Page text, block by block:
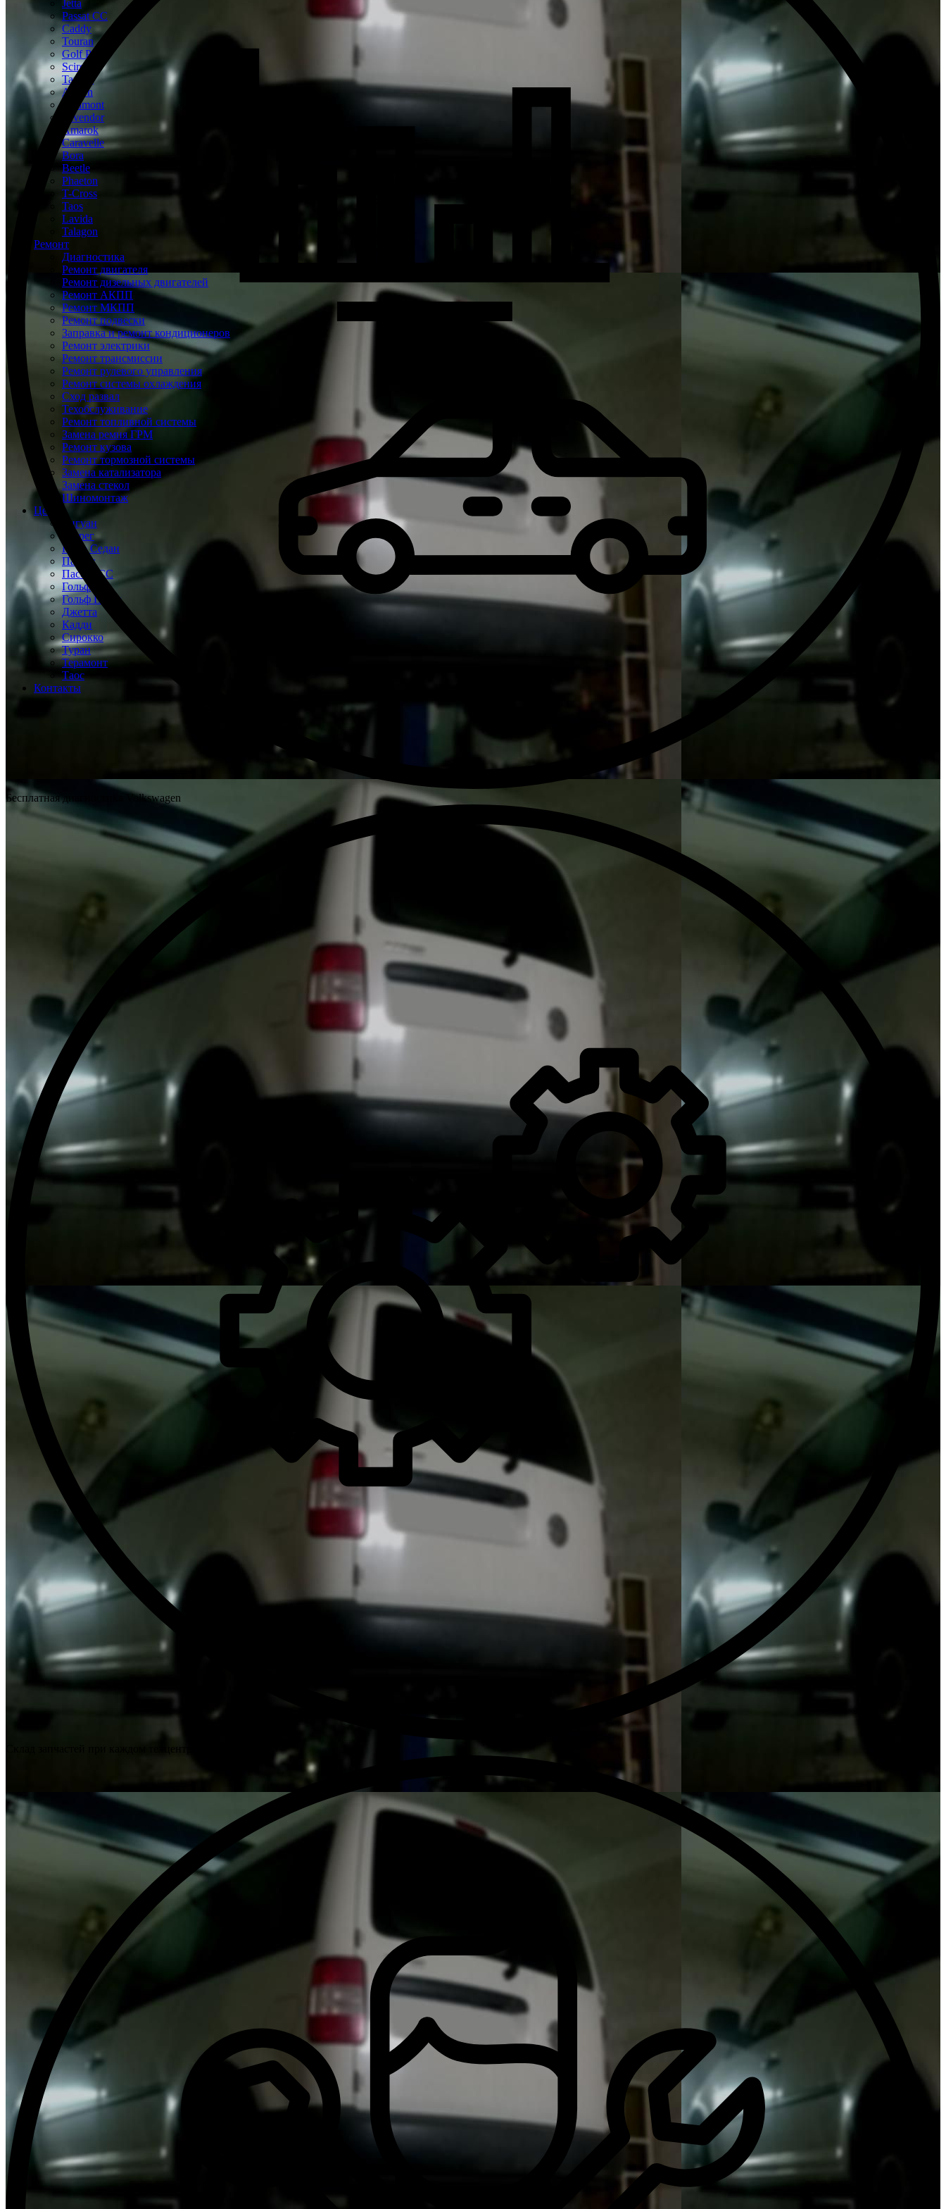
Jetta
Passat CC
Caddy
Touran
Golf Plus
Scirocco
Tayron
Arteon
Teramont
Tavendor
Amarok
Caravelle
Bora
Beetle
Phaeton
T-Cross
Taos
Lavida
Talagon
Ремонт
Диагностика
Ремонт двигателя
Ремонт дизельных двигателей
Ремонт АКПП
Ремонт МКПП
Ремонт подвески
Заправка и ремонт кондиционеров
Ремонт электрики
Ремонт трансмиссии
Ремонт рулевого управления
Ремонт системы охлаждения
Сход развал
Техобслуживание
Ремонт топливной системы
Замена ремня ГРМ
Ремонт кузова
Ремонт тормозной системы
Замена катализатора
Замена стекол
Шиномонтаж
Цены
Тигуан
Туарег
Поло Седан
Пассат
Пассат СС
Гольф
Гольф Плюс
Джетта
Кадди
Сирокко
Туран
Терамонт
Таос
Контакты
Бесплатная диагностика Volkswagen